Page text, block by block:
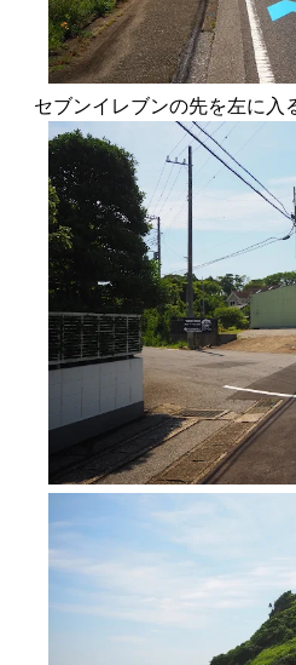
セブンイレブンの先を左に入